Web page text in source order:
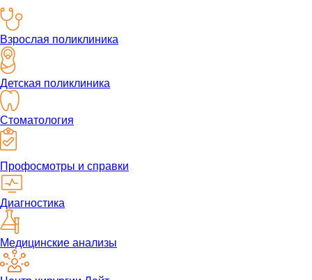
Взрослая поликлиника
Детская поликлиника
Стоматология
Профосмотры и справки
Диагностика
Медицинские анализы